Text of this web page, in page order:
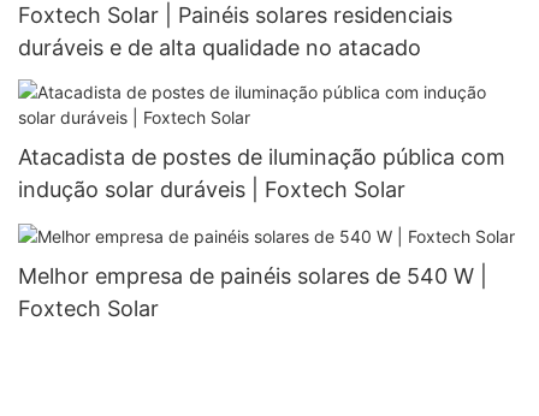
Foxtech Solar | Painéis solares residenciais
duráveis ​​e de alta qualidade no atacado
Atacadista de postes de iluminação pública com
indução solar duráveis ​​| Foxtech Solar
Melhor empresa de painéis solares de 540 W |
Foxtech Solar